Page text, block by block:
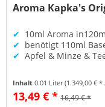
Aroma Kapka's
✔ 10ml Aroma
✔ benötigt 110ml
✔ Apfel & Minze &
Inhalt0.01 Liter(1.349,00 €
13,49 € * 16,49 € *